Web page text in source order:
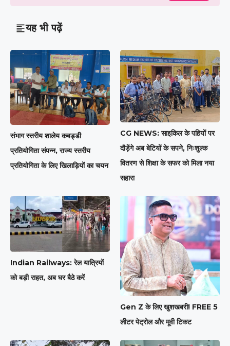
यह भी पढ़ें
संभाग स्तरीय शालेय कबड्डी
प्रतियोगिता संपन्न, राज्य स्तरीय
प्रतियोगिता के लिए खिलाड़ियों का चयन
CG NEWS: साइकिल के पहियों पर
दौड़ेंगे अब बेटियों के सपने, निःशुल्क
वितरण से शिक्षा के सफर को मिला नया
सहारा
Indian Railways: रेल यात्रियों
को बड़ी राहत, अब घर बैठे करें
Gen Z के लिए खुशखबरी! FREE 5
लीटर पेट्रोल और मूवी टिकट